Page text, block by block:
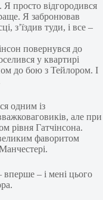
просто відгородився
Я забронював
з’їздив туди, і все –
повернувся до
у квартирі
до бою з Тейлором. І
одним із
але при
рівня Гатчінсона.
фаворитом
– і мені цього